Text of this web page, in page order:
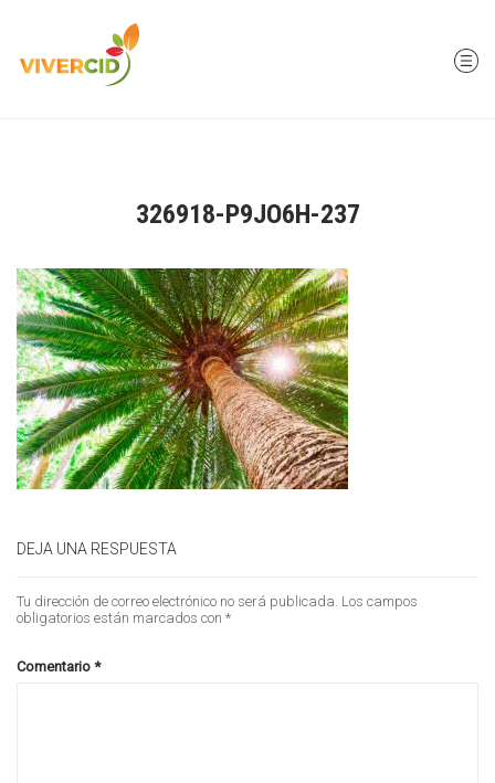
326918-P9JO6H-237
DEJA UNA RESPUESTA
Tu dirección de correo electrónico no será publicada. Los campos
obligatorios están marcados con *
Comentario *